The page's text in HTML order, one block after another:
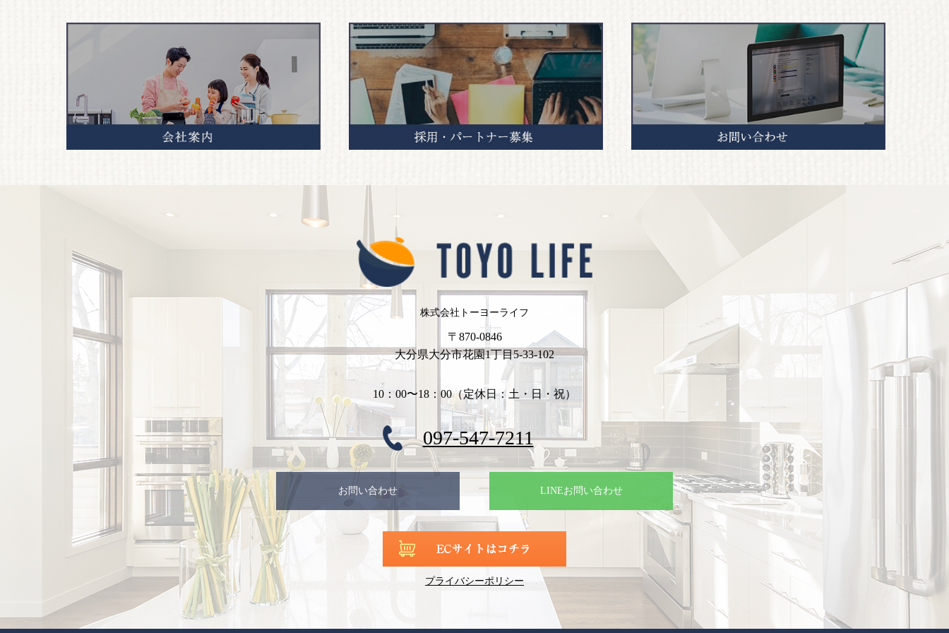
株式会社トーヨーライフ
〒870-0846
大分県大分市花園1丁目5-33-102
10：00〜18：00（定休日：土・日・祝）
097-547-7211
お問い合わせ LINEお問い合わせ
プライバシーポリシー